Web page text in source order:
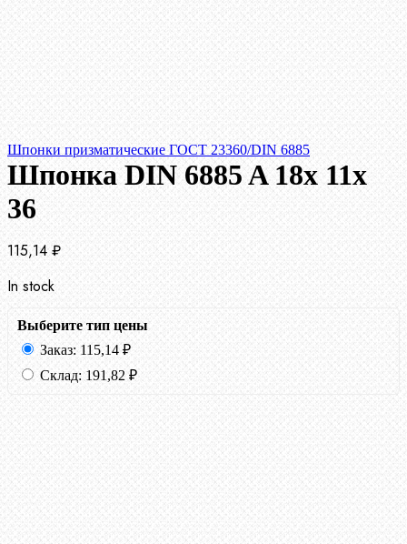
Шпонки призматические ГОСТ 23360/DIN 6885
Шпонка DIN 6885 A 18x 11x
36
115,14 ₽
In stock
Выберите тип цены
Заказ: 115,14 ₽
Склад: 191,82 ₽